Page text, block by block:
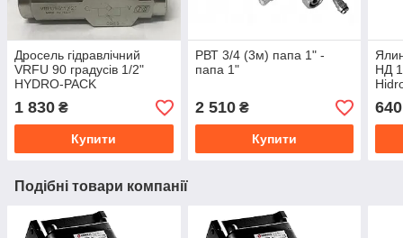
Дросель гідравлічний
VRFU 90 градусів 1/2"
HYDRO-PACK
1 830 ₴
Купити
РВТ 3/4 (3м) папа 1" -
папа 1"
2 510₴
Купити
НД
640
Подібні товари компанії